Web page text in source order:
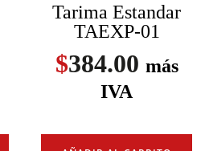
Tarima Estandar
TAEXP-01
$384.00 más
IVA